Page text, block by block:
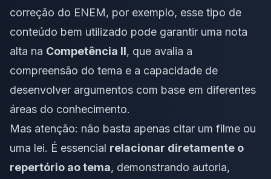
correção do ENEM, por exemplo, esse tipo de
conteúdo bem utilizado pode garantir uma nota
alta na Competência II, que avalia a
compreensão do tema e a capacidade de
desenvolver argumentos com base em diferentes
áreas do conhecimento.
Mas atenção: não basta apenas citar um filme ou
uma lei. É essencial relacionar diretamente o
repertório ao tema, demonstrando autoria,